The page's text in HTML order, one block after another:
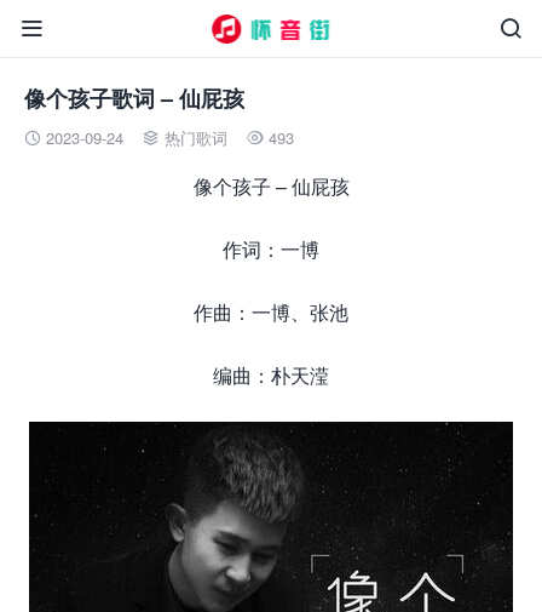


像个孩子歌词 – 仙屁孩
 2023-09-24  热门歌词  493
像个孩子 – 仙屁孩
作词：一博
作曲：一博、张池
编曲：朴天滢